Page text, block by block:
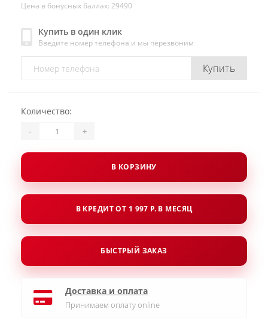
Цена в бонусных баллах: 29490
Купить в один клик
Введите номер телефона и мы перезвоним
Купить
Количество:
- +
В КОРЗИНУ
В КРЕДИТ ОТ 1 997 Р. В МЕСЯЦ
БЫСТРЫЙ ЗАКАЗ
Доставка и оплата
Принимаем оплату online